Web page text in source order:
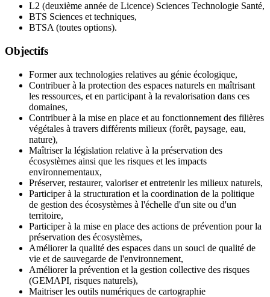
L2 (deuxième année de Licence) Sciences Technologie Santé,
BTS Sciences et techniques,
BTSA (toutes options).
Objectifs
Former aux technologies relatives au génie écologique,
Contribuer à la protection des espaces naturels en maîtrisant
les ressources, et en participant à la revalorisation dans ces
domaines,
Contribuer à la mise en place et au fonctionnement des filières
végétales à travers différents milieux (forêt, paysage, eau,
nature),
Maîtriser la législation relative à la préservation des
écosystèmes ainsi que les risques et les impacts
environnementaux,
Préserver, restaurer, valoriser et entretenir les milieux naturels,
Participer à la structuration et la coordination de la politique
de gestion des écosystèmes à l'échelle d'un site ou d'un
territoire,
Participer à la mise en place des actions de prévention pour la
préservation des écosystèmes,
Améliorer la qualité des espaces dans un souci de qualité de
vie et de sauvegarde de l'environnement,
Améliorer la prévention et la gestion collective des risques
(GEMAPI, risques naturels),
Maitriser les outils numériques de cartographie